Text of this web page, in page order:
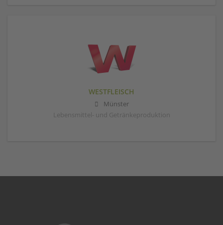
WESTFLEISCH
Münster
Lebensmittel- und Getränkeproduktion